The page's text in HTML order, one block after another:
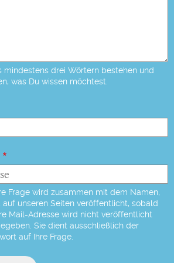
mindestens drei Wörtern bestehen und
was Du wissen möchtest.
Frage wird zusammen mit dem Namen,
auf unseren Seiten veröffentlicht, sobald
Mail-Adresse wird nicht veröffentlicht
Sie dient ausschließlich der
auf Ihre Frage.